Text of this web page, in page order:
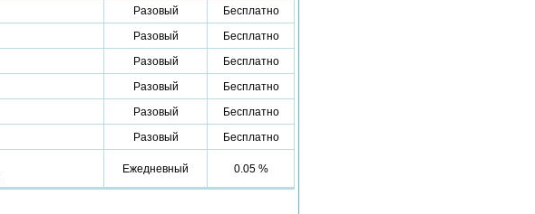
Разовый
Бесплатно
Разовый
Бесплатно
Разовый
Бесплатно
Разовый
Бесплатно
Разовый
Бесплатно
Разовый
Бесплатно
Ежедневный 0.05 %